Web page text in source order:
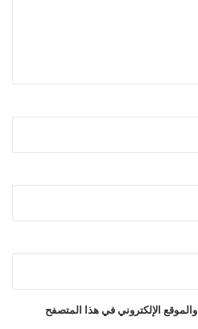
الإلكتروني في هذا المتصفح